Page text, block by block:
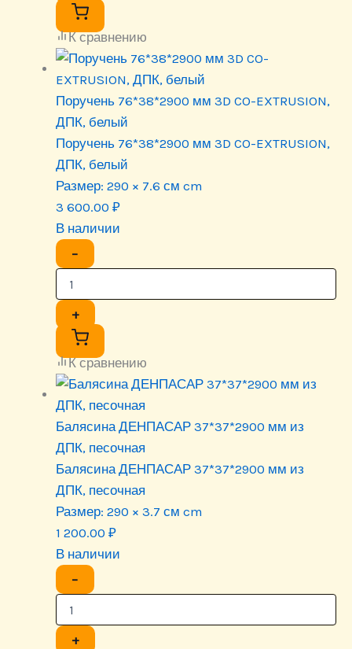
К сравнению
Поручень 76*38*2900 мм 3D CO-EXTRUSION,
ДПК, белый
Поручень 76*38*2900 мм 3D CO-EXTRUSION,
ДПК, белый
Размер: 290 × 7.6 см cm
3 600.00 ₽
В наличии
−
+
К сравнению
Балясина ДЕНПАСАР 37*37*2900 мм из
ДПК, песочная
Балясина ДЕНПАСАР 37*37*2900 мм из
ДПК, песочная
Размер: 290 × 3.7 см cm
1 200.00 ₽
В наличии
−
+